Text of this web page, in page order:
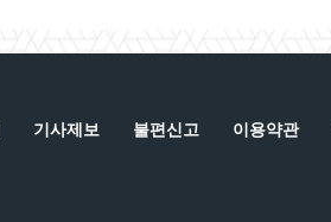
기사제보 불편신고 이용약관